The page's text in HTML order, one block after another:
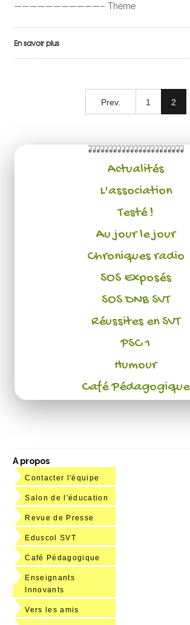
———————————– Thème
En savoir plus
Prev. 1 2
Actualités
L'association
Testé !
Au jour le jour
Chroniques radio
SOS Exposés
SOS DNB SVT
Réussites en SVT
PSC 1
Humour
Café Pédagogique
A propos
Contacter l'équipe
Salon de l'éducation
Revue de Presse
Eduscol SVT
Café Pédagogique
Enseignants
Innovants
Vers les amis